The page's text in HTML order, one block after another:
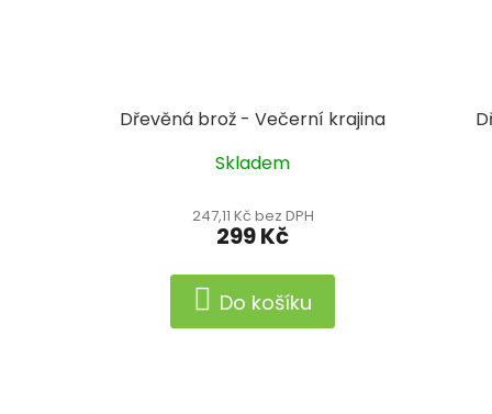
Dřevěná brož - Večerní krajina
Skladem
247,11 Kč bez DPH
299 Kč
Do košíku